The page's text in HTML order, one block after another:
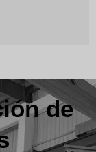
de